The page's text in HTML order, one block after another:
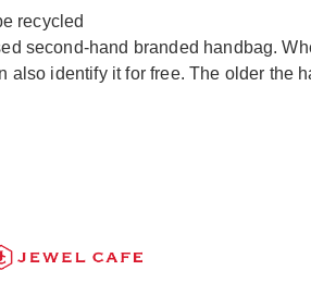
recycled
second-hand branded handbag.
identify it for free. The older the